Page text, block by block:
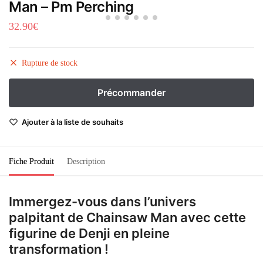
Man – Pm Perching
32.90€
Rupture de stock
Ajouter à la liste de souhaits
Fiche Produit Description
Immergez-vous dans l’univers
palpitant de Chainsaw Man avec cette
figurine de Denji en pleine
transformation !